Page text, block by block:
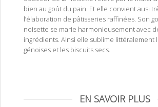
bien au goût du pain. Et elle convient ausi
l’élaboration de pâtisseries raffinées. Son
noisette se marie harmonieusement avec
ingrédients. Ainsi elle sublime littéralement
génoises et les biscuits secs.
EN SAVOIR PLUS